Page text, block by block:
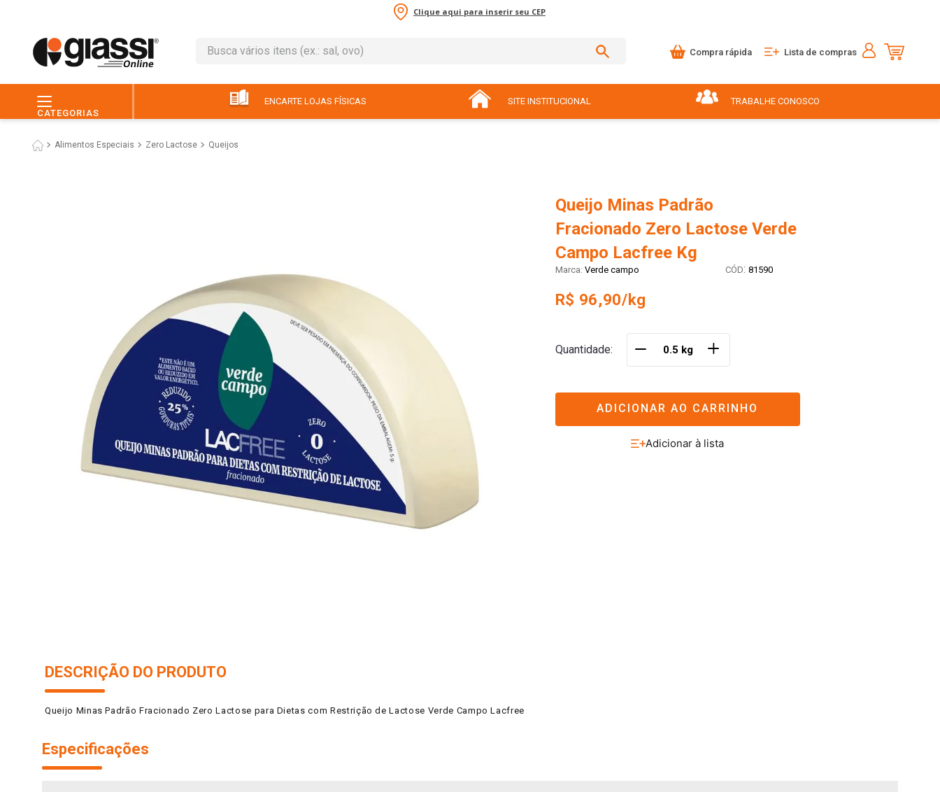
Clique aqui para inserir seu CEP
Busca vários itens (ex.: sal, ovo)
Compra rápida Lista de compras
CATEGORIAS
ENCARTE LOJAS FÍSICAS SITE INSTITUCIONAL TRABALHE CONOSCO
Alimentos Especiais Zero Lactose Queijos
Queijo Minas Padrão
Fracionado Zero Lactose Verde
Campo Lacfree Kg
Verde campo : 81590
R$ 96,90/kg
Quantidade ＋
ADICIONAR AO CARRINHO
DESCRIÇÃO DO PRODUTO
Queijo Minas Padrão Fracionado Zero Lactose para Dietas com Restrição de Lactose Verde Campo Lacfree
Especificações
leite
3º queijo
macarrão
arroz